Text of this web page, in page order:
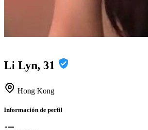
Li Lyn, 31
Hong Kong
Información de perfil